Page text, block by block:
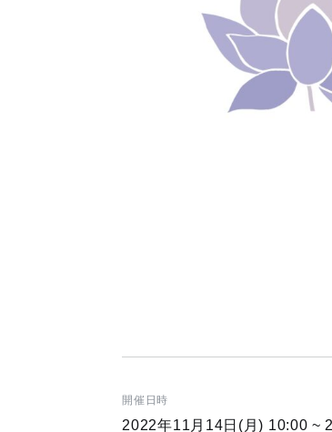
開催日時
2022年11月14日(月) 10:00 ~